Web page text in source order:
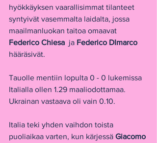
hyökkäyksen vaarallisimmat tilanteet
syntyivät vasemmalta laidalta, jossa
maailmanluokan taitoa omaavat
Federico Chiesa ja Federico DImarco
hääräsivät.
Tauolle mentiin lopulta 0 - 0 lukemissa
Italialla ollen 1.29 maaliodottamaa.
Ukrainan vastaava oli vain 0.10.
Italia teki yhden vaihdon toista
puoliaikaa varten, kun kärjessä Giacomo